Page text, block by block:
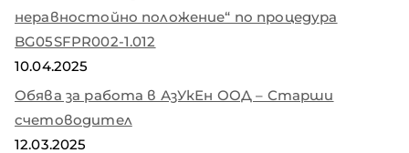
неравностойно положение“ по процедура
BG05SFPR002-1.012
10.04.2025
Обява за работа в АзУкЕн ООД – Старши
счетоводител
12.03.2025